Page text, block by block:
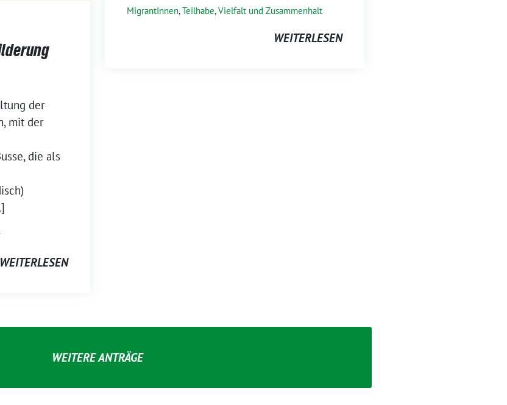
MigrantInnen,Teilhabe,Vielfalt und Zusammenhalt
WEITERLESEN
der
mit der
die als
WEITERLESEN
WEITERE ANTRÄGE